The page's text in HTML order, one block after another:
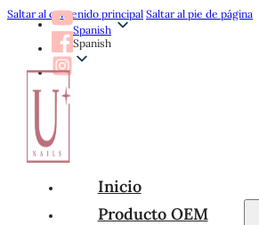
Saltar al contenido principal Saltar al pie de página
Spanish
Spanish
Inicio
Producto OEM